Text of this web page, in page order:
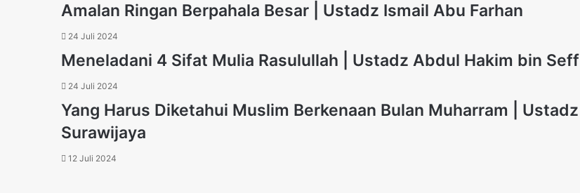
Amalan Ringan Berpahala Besar | Ustadz Ismail Abu Farhan
24 Juli 2024
Meneladani 4 Sifat Mulia Rasulullah | Ustadz Abdul Hakim bin Seff
24 Juli 2024
Yang Harus Diketahui Muslim Berkenaan Bulan Muharram | Ustadz
Surawijaya
12 Juli 2024